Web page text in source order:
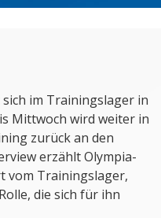
im Trainingslager in
Mittwoch wird weiter in
zurück an den
erzählt Olympia-
vom Trainingslager,
die sich für ihn